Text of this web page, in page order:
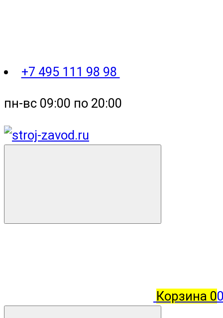
+7 495 111 98 98
пн-вс 09:00 по 20:00
Корзина 0